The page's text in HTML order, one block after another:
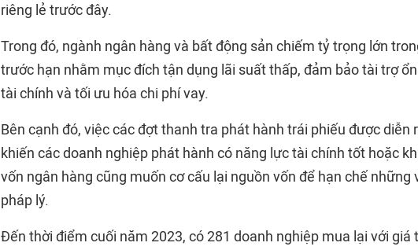
riêng lẻ trước đây.
Trong đó, ngành ngân hàng và bất động sản chiếm tỷ trọng lớn
trước hạn nhằm mục đích tận dụng lãi suất thấp, đảm bảo tài trợ
tài chính và tối ưu hóa chi phí vay.
Bên cạnh đó, việc các đợt thanh tra phát hành trái phiếu được diễn
khiến các doanh nghiệp phát hành có năng lực tài chính tốt hoặc
vốn ngân hàng cũng muốn cơ cấu lại nguồn vốn để hạn chế những
pháp lý.
Đến thời điểm cuối năm 2023, có 281 doanh nghiệp mua lại với giá